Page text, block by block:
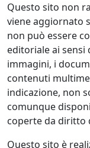
Questo sito non
viene aggiornato
non può essere
editoriale ai sensi
immagini, i
contenuti
indicazione, non
comunque
coperte da diritto
Questo sito è